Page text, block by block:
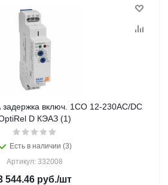
задержка включ. 1СО 12-230АС/DC
D КЭАЗ (1)
Есть в наличии (3)
Артикул: 332008
544.46 руб./шт